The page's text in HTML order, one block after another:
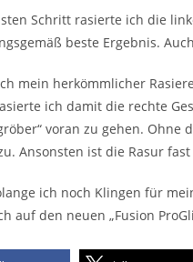
Schritt rasierte ich die
beste Ergebnis.
mein herkömmlicher
ich damit die rechte
voran zu gehen.
Ansonsten ist die Rasur
ich noch Klingen für
auf den neuen „Fusion